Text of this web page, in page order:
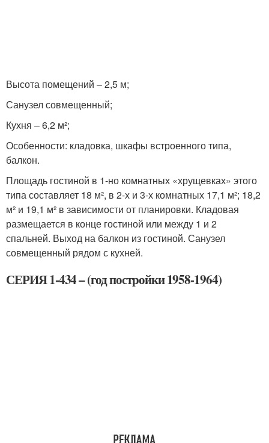
Высота помещений – 2,5 м;
Санузел совмещенный;
Кухня – 6,2 м²;
Особенности: кладовка, шкафы встроенного типа,
балкон.
Площадь гостиной в 1-но комнатных «хрущевках» этого
типа составляет 18 м², в 2-х и 3-х комнатных 17,1 м²; 18,2
м² и 19,1 м² в зависимости от планировки. Кладовая
размещается в конце гостиной или между 1 и 2
спальней. Выход на балкон из гостиной. Санузел
совмещенный рядом с кухней.
СЕРИЯ 1-434 – (год постройки 1958-1964)